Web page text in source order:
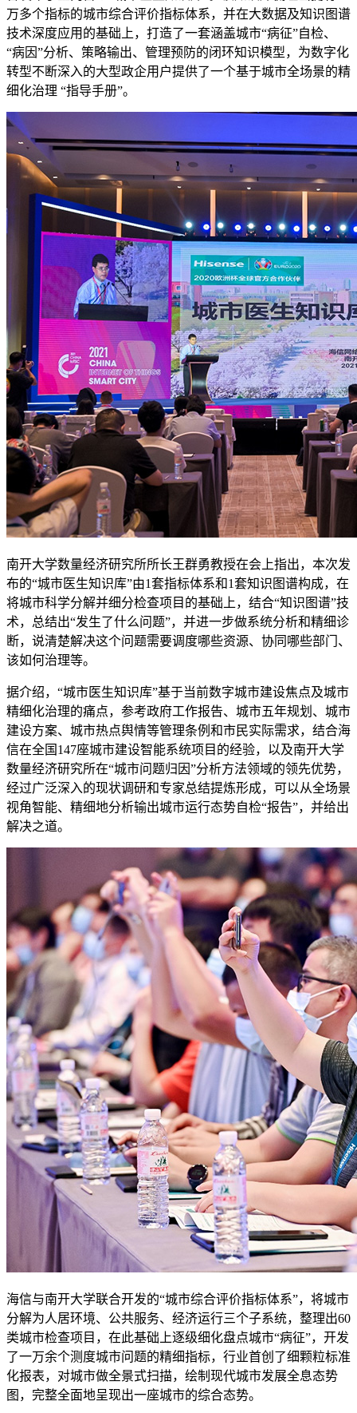
万多个指标的城市综合评价指标体系，并在大数据及知识图谱
技术深度应用的基础上，打造了一套涵盖城市“病征”自检、
“病因”分析、策略输出、管理预防的闭环知识模型，为数字化
转型不断深入的大型政企用户提供了一个基于城市全场景的精
细化治理 “指导手册”。
南开大学数量经济研究所所长王群勇教授在会上指出，本次发
布的“城市医生知识库”由1套指标体系和1套知识图谱构成，在
将城市科学分解并细分检查项目的基础上，结合“知识图谱”技
术，总结出“发生了什么问题”，并进一步做系统分析和精细诊
断，说清楚解决这个问题需要调度哪些资源、协同哪些部门、
该如何治理等。
据介绍，“城市医生知识库”基于当前数字城市建设焦点及城市
精细化治理的痛点，参考政府工作报告、城市五年规划、城市
建设方案、城市热点舆情等管理条例和市民实际需求，结合海
信在全国147座城市建设智能系统项目的经验，以及南开大学
数量经济研究所在“城市问题归因”分析方法领域的领先优势，
经过广泛深入的现状调研和专家总结提炼形成，可以从全场景
视角智能、精细地分析输出城市运行态势自检“报告”，并给出
解决之道。
海信与南开大学联合开发的“城市综合评价指标体系”，将城市
分解为人居环境、公共服务、经济运行三个子系统，整理出60
类城市检查项目，在此基础上逐级细化盘点城市“病征”，开发
了一万余个测度城市问题的精细指标，行业首创了细颗粒标准
化报表，对城市做全景式扫描，绘制现代城市发展全息态势
图，完整全面地呈现出一座城市的综合态势。